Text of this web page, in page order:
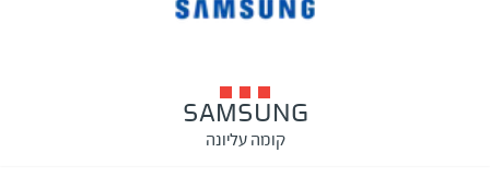
SAMSUNG
קומה עליונה